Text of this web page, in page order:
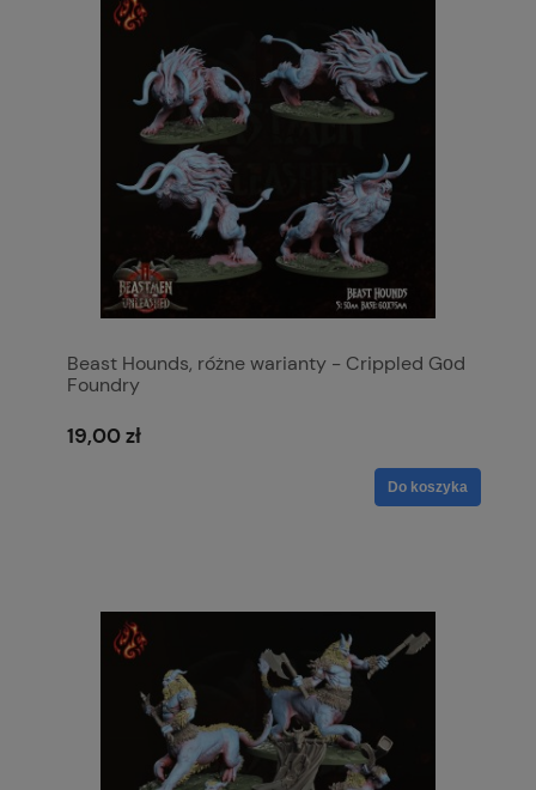
Beast Hounds, różne warianty - Crippled Gοd
Foundry
19,00 zł
Do koszyka